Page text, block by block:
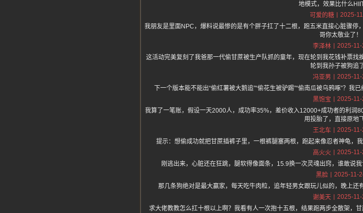
地模式，效果比什么
可爱的糖
2025-
我朋友是里面NPC，爆料说最惨的是有个胖子扛了十二根，跑五米直接心脏骤停
哥你太敬业了！
李泽林
2025-
这活动完美复刻了我爸那一代偷甘蔗被生产队抓的童年，现在轮到我花钱补票
轮到我孙子被狗追了
冯亚男
2025-
下一个版本能不能出“偷红薯被大鹅追”“偷花生被驴踢”“偷南瓜被乌鸦啄”？
黑饱宝
2025-
我算了一笔账，假设一天2000人，成功率35%，差价收入12000+成功者的利润
用投胎了，直接原地
王北车
2025-
提示：想偷成功就把甘蔗插裤子里，一根裤腿塞两根，跑起来像忍者神龟，
高火火
2025-
刚逃出来，心脏还在狂跳，腿软得像面条，15.9换一次灵魂出窍，谁敢说
黑脸
2025-11-
那几条狗绝对是最大赢家，每天吃牛肉粒，追年轻男女跟玩儿似的，晚上还
谢美天
2025-
求大佬教教怎么扛十根以上啊？我看有人一次抱十五根，结果跑两步全散架，